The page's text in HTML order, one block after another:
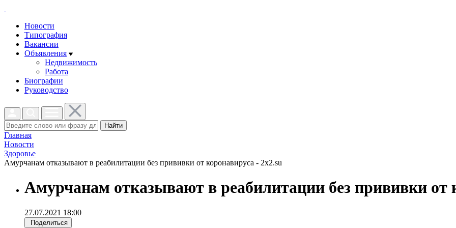
Новости
Типография
Вакансии
Объявления
Недвижимость
Работа
Биографии
Руководство
Найти
Главная
Новости
Здоровье
Амурчанам отказывают в реабилитации без прививки от коронавируса - 2x2.su
Амурчанам отказывают в реабилитации без прививки от
27.07.2021 18:00
Поделиться